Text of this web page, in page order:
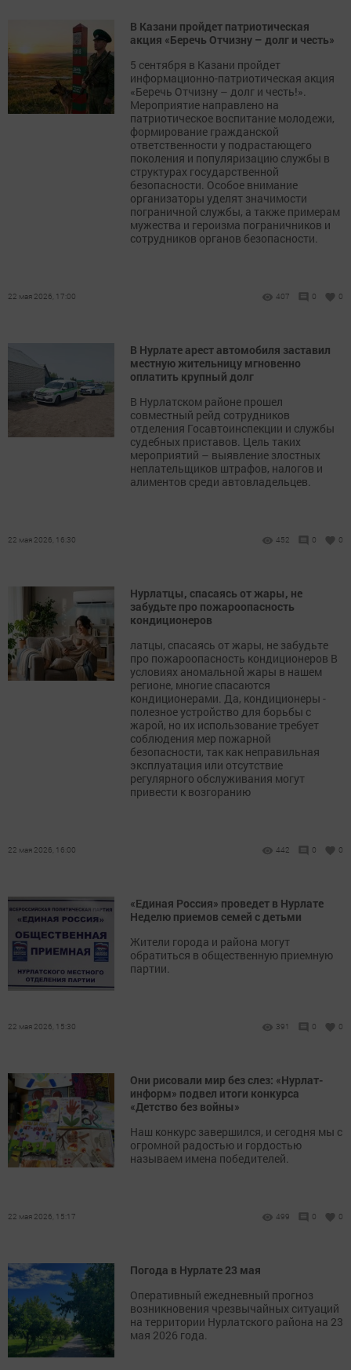
В Казани пройдет патриотическая
акция «Беречь Отчизну – долг и честь»
5 сентября в Казани пройдет
информационно-патриотическая акция
«Беречь Отчизну – долг и честь!».
Мероприятие направлено на
патриотическое воспитание молодежи,
формирование гражданской
ответственности у подрастающего
поколения и популяризацию службы в
структурах государственной
безопасности. Особое внимание
организаторы уделят значимости
пограничной службы, а также примерам
мужества и героизма пограничников и
сотрудников органов безопасности.
22 мая 2026, 17:00 407 0 0
В Нурлате арест автомобиля заставил
местную жительницу мгновенно
оплатить крупный долг
В Нурлатском районе прошел
совместный рейд сотрудников
отделения Госавтоинспекции и службы
судебных приставов. Цель таких
мероприятий – выявление злостных
неплательщиков штрафов, налогов и
алиментов среди автовладельцев.
22 мая 2026, 16:30 452 0 0
Нурлатцы, спасаясь от жары, не
забудьте про пожароопасность
кондиционеров
латцы, спасаясь от жары, не забудьте
про пожароопасность кондиционеров В
условиях аномальной жары в нашем
регионе, многие спасаются
кондиционерами. Да, кондиционеры -
полезное устройство для борьбы с
жарой, но их использование требует
соблюдения мер пожарной
безопасности, так как неправильная
эксплуатация или отсутствие
регулярного обслуживания могут
привести к возгоранию
22 мая 2026, 16:00 442 0 0
«Единая Россия» проведет в Нурлате
Неделю приемов семей с детьми
Жители города и района могут
обратиться в общественную приемную
партии.
22 мая 2026, 15:30 391 0 0
Они рисовали мир без слез: «Нурлат-
информ» подвел итоги конкурса
«Детство без войны»
Наш конкурс завершился, и сегодня мы с
огромной радостью и гордостью
называем имена победителей.
22 мая 2026, 15:17 499 0 0
Погода в Нурлате 23 мая
Оперативный ежедневный прогноз
возникновения чрезвычайных ситуаций
на территории Нурлатского района на 23
мая 2026 года.